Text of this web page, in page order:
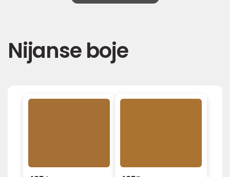
Nijanse boje